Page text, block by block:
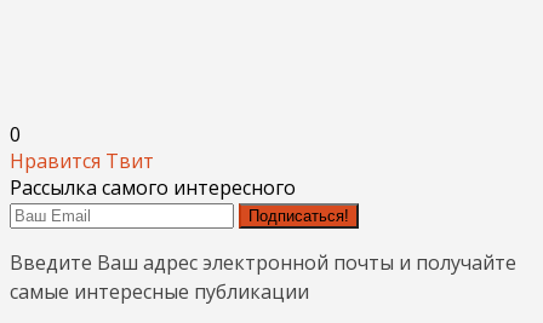
0
Нравится Твит
Рассылка самого интересного
Подписаться!
Введите Ваш адрес электронной почты и получайте
самые интересные публикации